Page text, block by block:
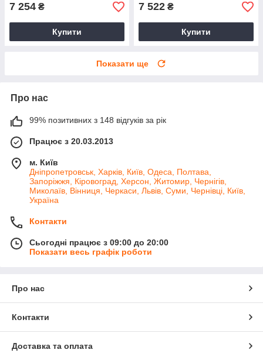
7 254 ₴
Купити
7 522 ₴
Купити
Показати ще
Про нас
99% позитивних з 148 відгуків за рік
Працює з 20.03.2013
м. Київ
Дніпропетровськ, Харків, Київ, Одеса, Полтава,
Запоріжжя, Кіровоград, Херсон, Житомир, Чернігів,
Миколаїв, Вінниця, Черкаси, Львів, Суми, Чернівці, Київ,
Україна
Контакти
Сьогодні працює з 09:00 до 20:00
Показати весь графік роботи
Про нас
Контакти
Доставка та оплата